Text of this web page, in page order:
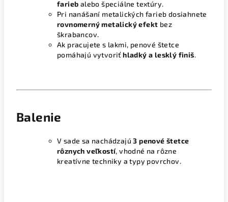
farieb alebo špeciálne textúry.
Pri nanášaní metalických farieb dosiahnete
rovnomerný metalický efekt bez
škrabancov.
Ak pracujete s lakmi, penové štetce
pomáhajú vytvoriťhladký a lesklý finiš.
Balenie
V sade sa nachádzajú3 penové štetce
rôznych veľkostí, vhodné na rôzne
kreatívne techniky a typy povrchov.